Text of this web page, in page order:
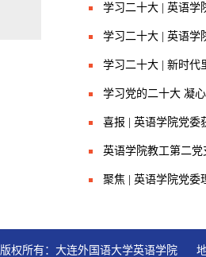
学习二十大 | 英语学
学习二十大 | 英语学
学习二十大 | 新时代
学习党的二十大 凝
喜报 | 英语学院党委
英语学院教工第二
聚焦 | 英语学院党委
版权所有：大连外国语大学英语学院